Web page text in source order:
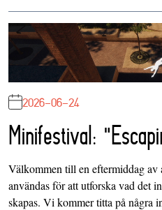
2026-06-24
Minifestival:
Välkommen till en eftermiddag av
användas för att utforska vad det
skapas. Vi kommer titta på några